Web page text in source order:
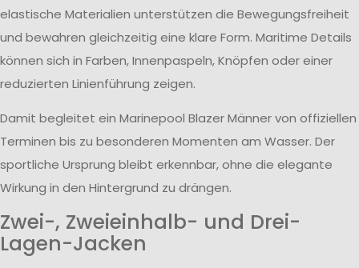
elastische Materialien unterstützen die Bewegungsfreiheit
und bewahren gleichzeitig eine klare Form. Maritime Details
können sich in Farben, Innenpaspeln, Knöpfen oder einer
reduzierten Linienführung zeigen.
Damit begleitet ein Marinepool Blazer Männer von offiziellen
Terminen bis zu besonderen Momenten am Wasser. Der
sportliche Ursprung bleibt erkennbar, ohne die elegante
Wirkung in den Hintergrund zu drängen.
Zwei-, Zweieinhalb- und Drei-
Lagen-Jacken